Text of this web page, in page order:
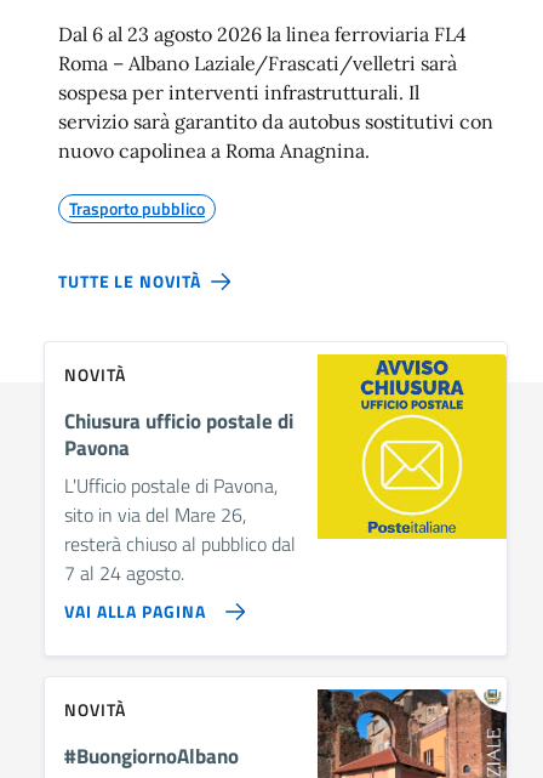
Dal 6 al 23 agosto 2026 la linea ferroviaria FL4
Roma – Albano Laziale/Frascati/velletri sarà
sospesa per interventi infrastrutturali. Il
servizio sarà garantito da autobus sostitutivi con
nuovo capolinea a Roma Anagnina.
Trasporto pubblico
TUTTE LE NOVITÀ
NOVITÀ
Chiusura ufficio postale di
Pavona
L'Ufficio postale di Pavona,
sito in via del Mare 26,
resterà chiuso al pubblico dal
7 al 24 agosto.
VAI ALLA PAGINA
NOVITÀ
#BuongiornoAlbano